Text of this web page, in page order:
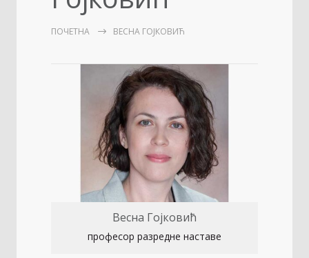
ПОЧЕТНА ВЕСНА ГОЈКОВИЋ
Весна Гојковић
професор разредне наставе